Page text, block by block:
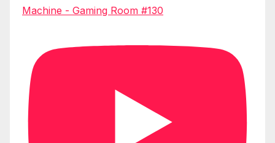
Machine - Gaming Room #130